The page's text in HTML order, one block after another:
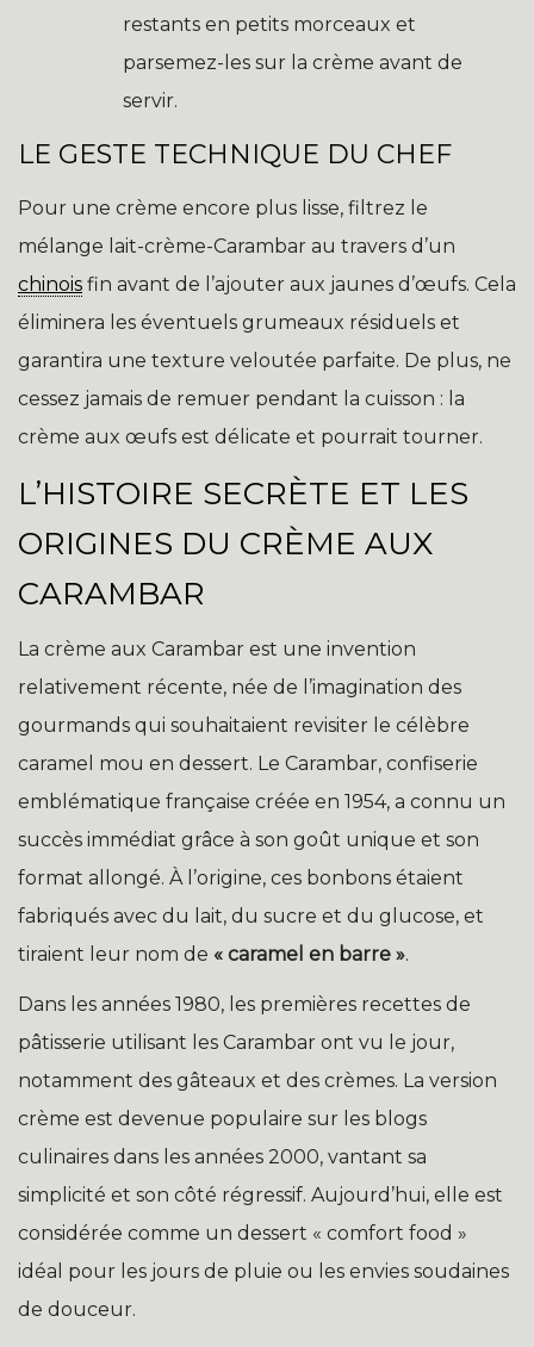
restants en petits morceaux et
parsemez-les sur la crème avant de
servir.
LE GESTE TECHNIQUE DU CHEF
Pour une crème encore plus lisse, filtrez le
mélange lait-crème-Carambar au travers d’un
chinois fin avant de l’ajouter aux jaunes d’œufs. Cela
éliminera les éventuels grumeaux résiduels et
garantira une texture veloutée parfaite. De plus, ne
cessez jamais de remuer pendant la cuisson : la
crème aux œufs est délicate et pourrait tourner.
L’HISTOIRE SECRÈTE ET LES
ORIGINES DU CRÈME AUX
CARAMBAR
La crème aux Carambar est une invention
relativement récente, née de l’imagination des
gourmands qui souhaitaient revisiter le célèbre
caramel mou en dessert. Le Carambar, confiserie
emblématique française créée en 1954, a connu un
succès immédiat grâce à son goût unique et son
format allongé. À l’origine, ces bonbons étaient
fabriqués avec du lait, du sucre et du glucose, et
tiraient leur nom de « caramel en barre ».
Dans les années 1980, les premières recettes de
pâtisserie utilisant les Carambar ont vu le jour,
notamment des gâteaux et des crèmes. La version
crème est devenue populaire sur les blogs
culinaires dans les années 2000, vantant sa
simplicité et son côté régressif. Aujourd’hui, elle est
considérée comme un dessert « comfort food »
idéal pour les jours de pluie ou les envies soudaines
de douceur.